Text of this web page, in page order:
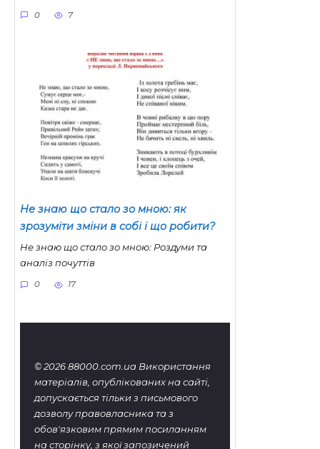
0 7
Не знаю що стало зо мною: як
зрозуміти зміни в собі і що робити?
Не знаю що стало зо мною: Роздуми та
аналіз почуттів
0 17
© 2026 88000.com.ua Використання
матеріалів, опублікованих на сайті,
допускається тільки з письмового
дозволу правовласника та з
обов'язковим прямим посиланням
на сторінку, з якої запозичений